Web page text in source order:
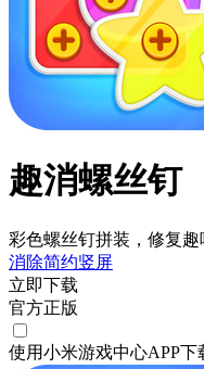
趣消螺丝钉
彩色螺丝钉拼装，修复趣
消除简约竖屏
立即下载
官方正版
使用小米游戏中心APP下